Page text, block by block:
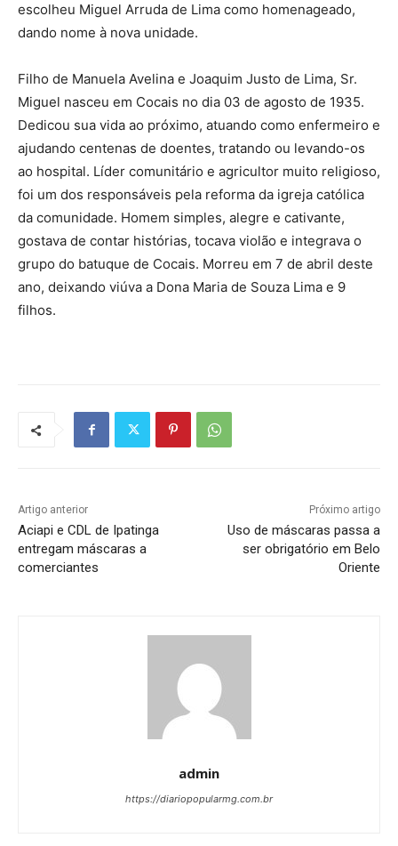
escolheu Miguel Arruda de Lima como homenageado,
dando nome à nova unidade.
Filho de Manuela Avelina e Joaquim Justo de Lima, Sr.
Miguel nasceu em Cocais no dia 03 de agosto de 1935.
Dedicou sua vida ao próximo, atuando como enfermeiro e
ajudando centenas de doentes, tratando ou levando-os
ao hospital. Líder comunitário e agricultor muito religioso,
foi um dos responsáveis pela reforma da igreja católica
da comunidade. Homem simples, alegre e cativante,
gostava de contar histórias, tocava violão e integrava o
grupo do batuque de Cocais. Morreu em 7 de abril deste
ano, deixando viúva a Dona Maria de Souza Lima e 9
filhos.
Artigo anterior
Aciapi e CDL de Ipatinga
entregam máscaras a
comerciantes
Próximo artigo
Uso de máscaras passa a
ser obrigatório em Belo
Oriente
admin
https://diariopopularmg.com.br